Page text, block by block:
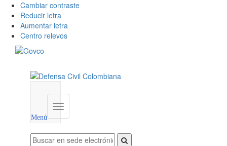
Cambiar contraste
Reducir letra
Aumentar letra
Centro relevos
Menú
Menú
institucional